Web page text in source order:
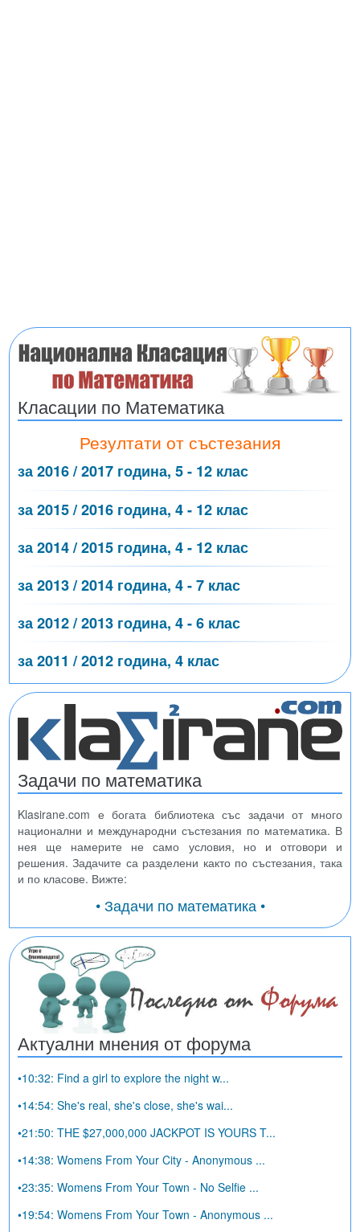
Класации по Математика
Резултати от състезания
за 2016 / 2017 година, 5 - 12 клас
за 2015 / 2016 година, 4 - 12 клас
за 2014 / 2015 година, 4 - 12 клас
за 2013 / 2014 година, 4 - 7 клас
за 2012 / 2013 година, 4 - 6 клас
за 2011 / 2012 година, 4 клас
Задачи по математика
Klasirane.com е богата библиотека със задачи от много
национални и международни състезания по математика. В
нея ще намерите не само условия, но и отговори и
решения. Задачите са разделени както по състезания, така
и по класове. Вижте:
• Задачи по математика •
Актуални мнения от форума
•10:32: Find a girl to explore the night w...
•14:54: She's real, she's close, she's wai...
•21:50: THE $27,000,000 JACKPOT IS YOURS T...
•14:38: Womens From Your City - Anonymous ...
•23:35: Womens From Your Town - No Selfie ...
•19:54: Womens From Your Town - Anonymous ...